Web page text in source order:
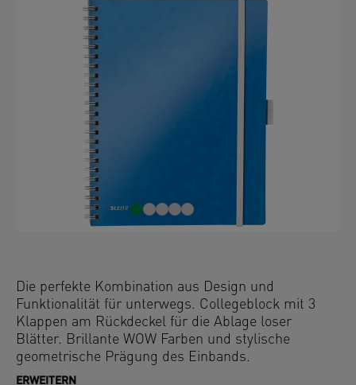
Die perfekte Kombination aus Design und
Funktionalität für unterwegs. Collegeblock mit 3
Klappen am Rückdeckel für die Ablage loser
Blätter. Brillante WOW Farben und stylische
geometrische Prägung des Einbands.
ERWEITERN